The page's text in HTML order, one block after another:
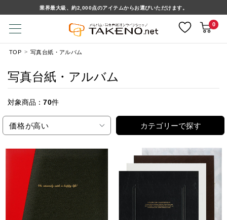
業界最大級、約2,000点のアイテムからお選びいただけます。
0
TOP 写真台紙・アルバム
写真台紙・アルバム
対象商品： 70件
価格が高い カテゴリーで探す